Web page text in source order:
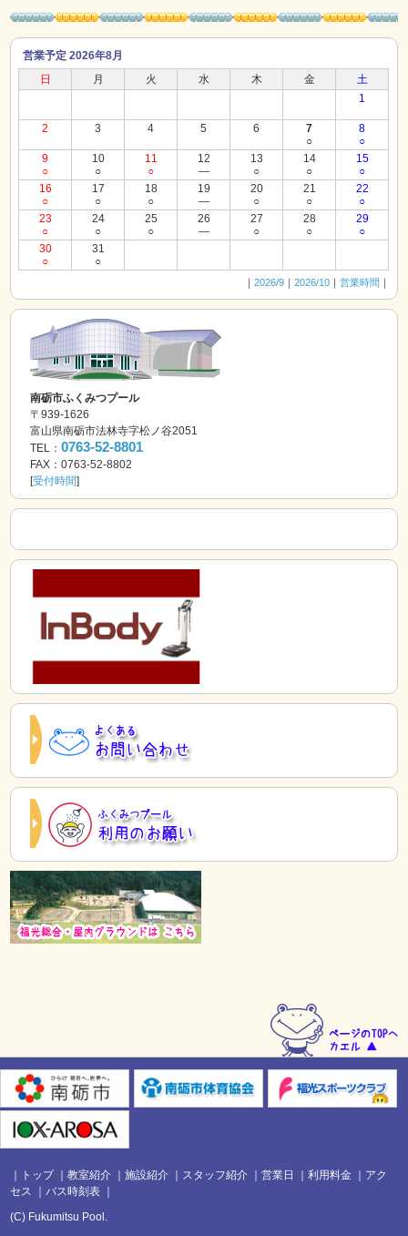
営業予定 2026年8月
日
月 火 水 木 金
土
1
2 3 4 5 6
7
○
8
○
9
○
10
○
11
○
12
―
13
○
14
○
15
○
16
○
17
○
18
○
19
―
20
○
21
○
22
○
23
○
24
○
25
○
26
―
27
○
28
○
29
○
30
○
31
○
｜ 2026/9｜ 2026/10｜ 営業時間 ｜
南砺市ふくみつプール
〒939-1626
富山県南砺市法林寺字松ノ谷2051
TEL：0763-52-8801
FAX：0763-52-8802
[受付時間]
トップ｜教室紹介 ｜施設紹介 スタッフ紹介 ｜営業日 ｜利用料金
アク
セス ｜バス時刻表
(C) Fukumitsu Pool .